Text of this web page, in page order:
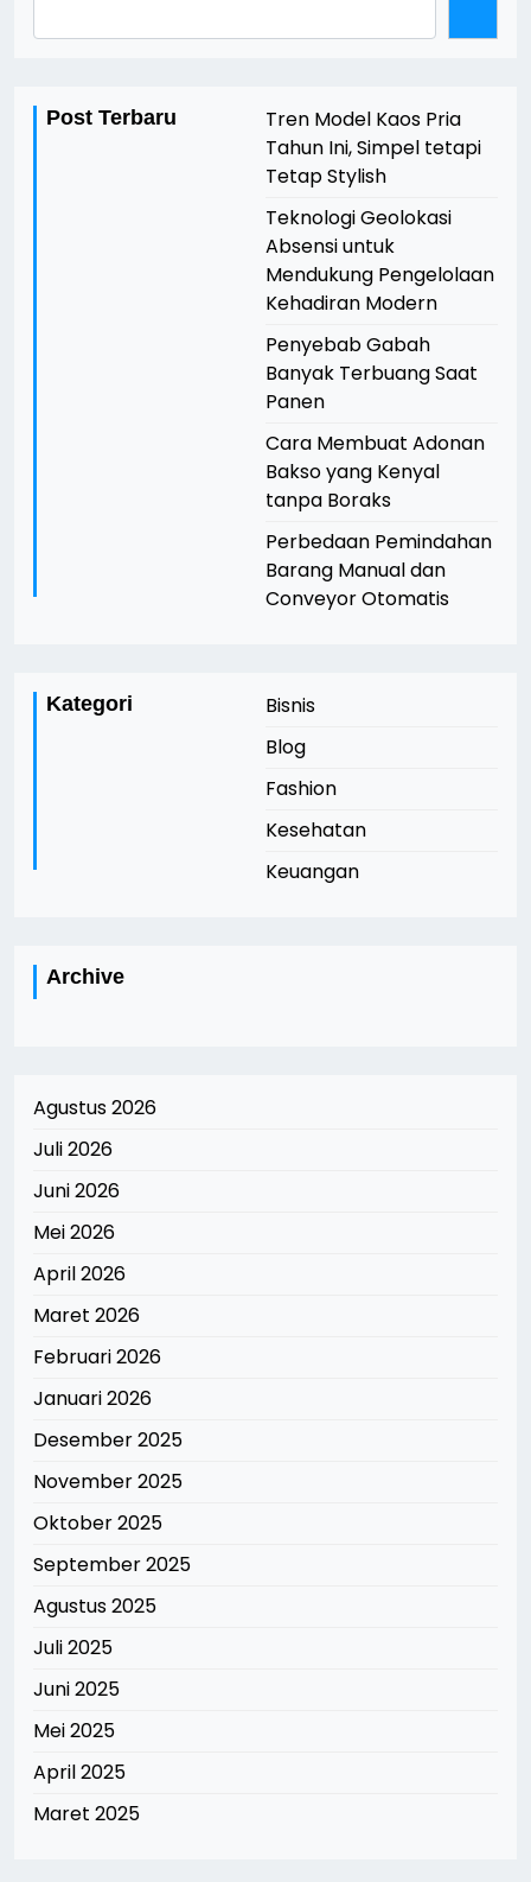
Post Terbaru
Tren Model Kaos Pria
Tahun Ini, Simpel tetapi
Tetap Stylish
Teknologi Geolokasi
Absensi untuk
Mendukung Pengelolaan
Kehadiran Modern
Penyebab Gabah
Banyak Terbuang Saat
Panen
Cara Membuat Adonan
Bakso yang Kenyal
tanpa Boraks
Perbedaan Pemindahan
Barang Manual dan
Conveyor Otomatis
Kategori
Bisnis
Blog
Fashion
Kesehatan
Keuangan
Archive
Agustus 2026
Juli 2026
Juni 2026
Mei 2026
April 2026
Maret 2026
Februari 2026
Januari 2026
Desember 2025
November 2025
Oktober 2025
September 2025
Agustus 2025
Juli 2025
Juni 2025
Mei 2025
April 2025
Maret 2025